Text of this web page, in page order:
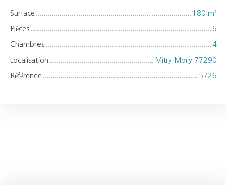
Surface 180 m²
Pièces 6
Chambres 4
Localisation Mitry-Mory 77290
Référence 5726